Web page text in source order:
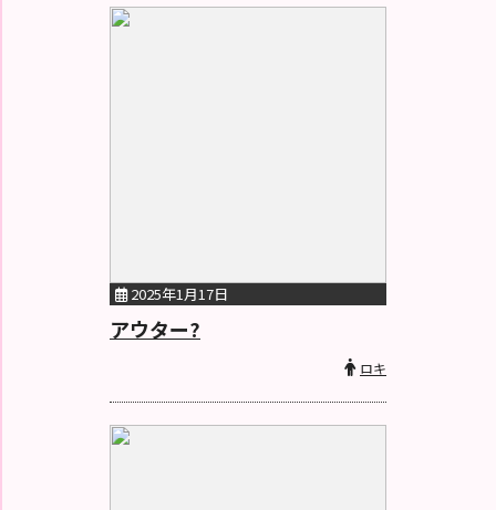
2025年1月17日
アウター?
ロキ